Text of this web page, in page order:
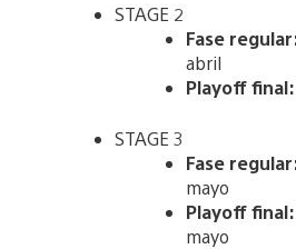
STAGE 2
Fase
abril
Playoff final:
STAGE 3
Fase
mayo
Playoff final:
mayo